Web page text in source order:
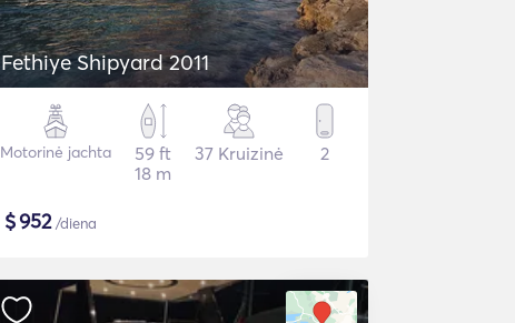
Fethiye Shipyard 2011
Motorinė jachta
59 ft
18 m
37 Kruizinė 2
$952/diena